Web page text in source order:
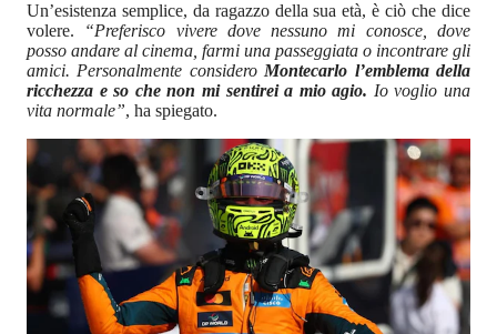
Un’esistenza semplice, da ragazzo della sua età, è ciò che dice
volere.
“Preferisco vivere dove nessuno mi conosce, dove
posso andare al cinema, farmi una passeggiata o incontrare gli
amici. Personalmente consideroMontecarlo l’emblema della
ricchezza e so che non mi sentirei a mio agio. Io voglio una
vita normale”, ha spiegato.